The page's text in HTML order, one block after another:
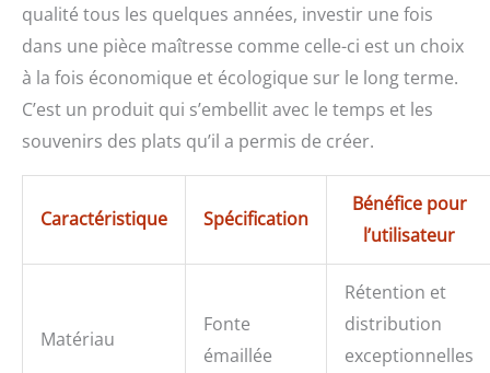
qualité tous les quelques années, investir une fois
dans une pièce maîtresse comme celle-ci est un choix
à la fois économique et écologique sur le long terme.
C’est un produit qui s’embellit avec le temps et les
souvenirs des plats qu’il a permis de créer.
Caractéristique Spécification
Bénéfice pour
l’utilisateur
Matériau
Fonte
émaillée
Rétention et
distribution
exceptionnelles